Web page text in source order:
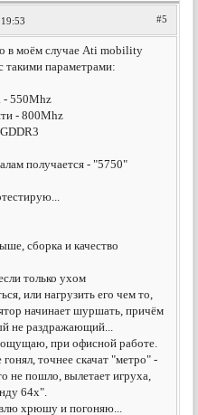
#5
в моём случае Ati mobility
такими параметрами:
- 550Mhz
- 800Mhz
получается - "5750"
сборка и качество
только ухом
или нагрузить его чем то,
начинает шуршать, причём
не раздражающий...
ощущаю, при офисной работе.
точнее скачат "метро" -
не пошло, вылетает игруха,
64x".
хрюшу и погоняю...